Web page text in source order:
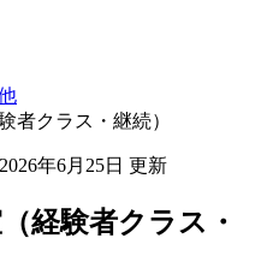
者クラス・継続）
年6月25日 更新
経験者クラス・